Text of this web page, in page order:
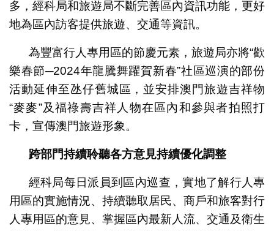
多，經科局和旅遊局不斷完善區內資訊功能，更好
地為區內訪客提供旅遊、交通等資訊。
為豐富行人專用區的節慶元素，旅遊局亦將“歡
樂春節─2024年龍騰舞躍賀新春”社區巡演的部份
活動延伸至氹仔舊城區，並安排澳門旅遊吉祥物
“麥麥”及福祿壽吉祥人物在區內和參與者拍照打
卡，宣傳澳門旅遊形象。
跨部門持續聆聽各方意見持續優化調整
經科局每日派員到區內巡查，實地了解行人專
用區的實施情況、持續聽取居民、商戶和旅客對行
人專用區的意見、掌握區內最新人流、交通及衛生